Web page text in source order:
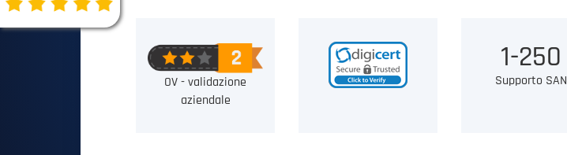
OV - validazione
aziendale
1-250
Supporto SAN